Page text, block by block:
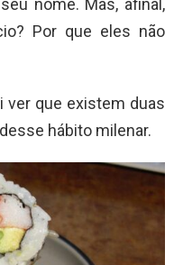
nome. Mas, afinal,
Por que eles não
ver que existem duas
hábito milenar.